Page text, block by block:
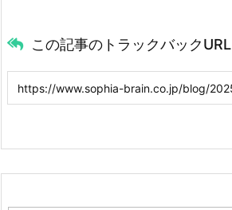
この記事のトラックバックURL